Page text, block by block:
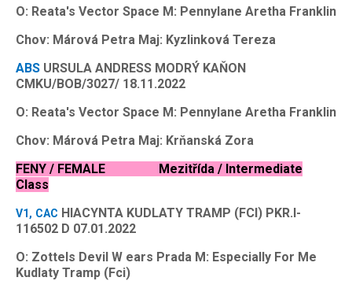
O: Reata's Vector Space M: Pennylane Aretha Franklin
Chov: Márová Petra Maj: Kyzlinková Tereza
ABS URSULA ANDRESS MODRÝ KAŇON
CMKU/BOB/3027/ 18.11.2022
O: Reata's Vector Space M: Pennylane Aretha Franklin
Chov: Márová Petra Maj: Krňanská Zora
FENY / FEMALE Mezitřída / Intermediate
Class
V1, CAC HIACYNTA KUDLATY TRAMP (FCI) PKR.I-
116502 D 07.01.2022
O: Zottels Devil W ears Prada M: Especially For Me
Kudlaty Tramp (Fci)